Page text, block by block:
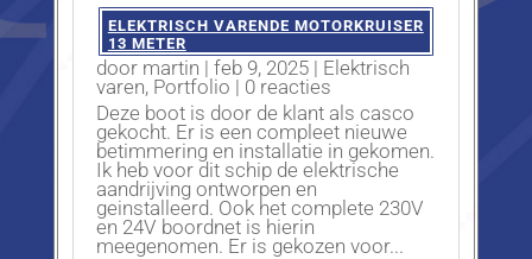
ELEKTRISCH VARENDE MOTORKRUISER
13 METER
door martin | feb 9, 2025| Elektrisch
varen, Portfolio | 0 reacties
Deze boot is door de klant als casco
gekocht. Er is een compleet nieuwe
betimmering en installatie in gekomen.
Ik heb voor dit schip de elektrische
aandrijving ontworpen en
geinstalleerd. Ook het complete 230V
en 24V boordnet is hierin
meegenomen. Er is gekozen voor...